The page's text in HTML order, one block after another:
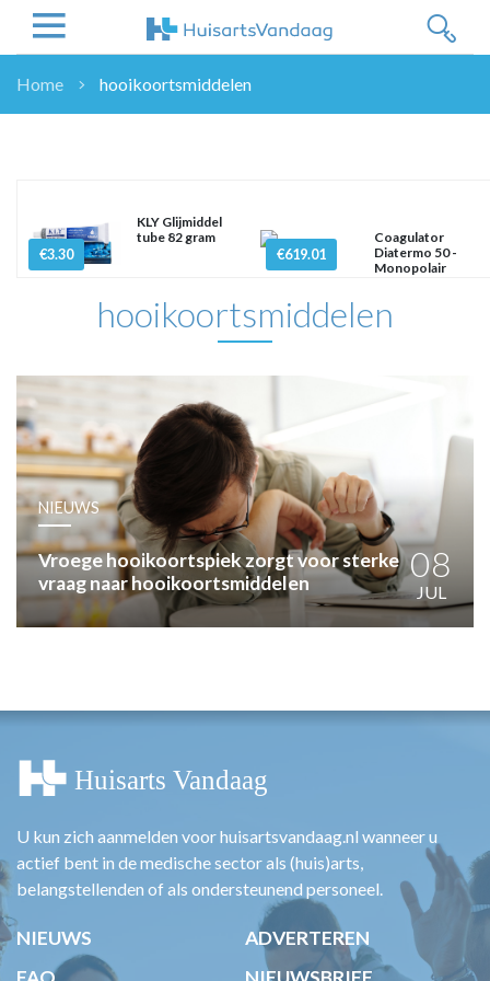
WETENSCHAP
ZORGVERZEKERAARS
NASCHOLINGEN
ENQUÊTES
LHV
OPINIE
HUISARTSENPOST
PRAKTIJKZAKEN
TARIEVEN
VPHUISARTSEN
MEDISCHE VAKHANDEL
Home hooikoortsmiddelen
€3.30
KLY Glijmiddel
tube 82 gram
€619.01
Coagulator
Diatermo 50 -
Monopolair
hooikoortsmiddelen
NIEUWS
Vroege hooikoortspiek zorgt voor sterke
vraag naar hooikoortsmiddelen
08
JUL
U kun zich aanmelden voor huisartsvandaag.nl wanneer u
actief bent in de medische sector als (huis)arts,
belangstellenden of als ondersteunend personeel.
NIEUWS
ADVERTEREN